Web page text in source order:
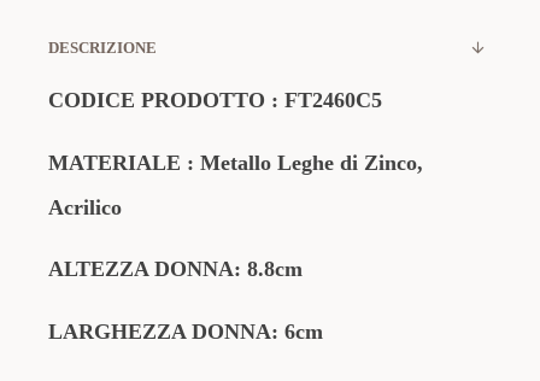
DESCRIZIONE
CODICE PRODOTTO : FT2460C5
MATERIALE : Metallo Leghe di Zinco,
Acrilico
ALTEZZA DONNA: 8.8cm
LARGHEZZA DONNA: 6cm